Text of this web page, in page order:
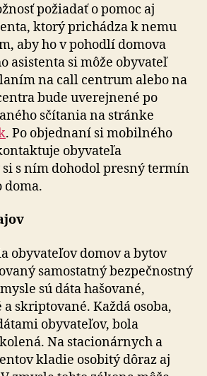
požiadať o pomoc aj
ktorý prichádza k nemu
aby ho v pohodlí domova
asistenta si môže obyvateľ
na call centrum alebo na
bude uverejnené po
sčítania na stránke
. Po objednaní si mobilného
obyvateľa
s ním dohodol presný termín
doma.
obyvateľov domov a bytov
samostatný bezpečnostný
sú dáta hašované,
skriptované. Každá osoba,
obyvateľov, bola
Na stacionárnych a
kladie osobitý dôraz aj